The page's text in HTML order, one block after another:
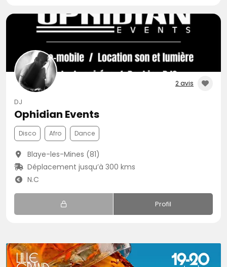
2 avis
DJ
Ophidian Events
Disco Afro Dance
Blaye-les-Mines (81)
Déplacement jusqu’à 300 kms
N.C
Profil